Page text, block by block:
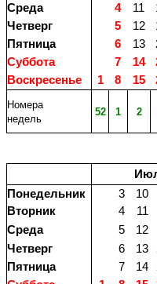
Среда
4 11
Четверг
5 12
Пятница
6 13
Суббота
7 14
Воскресенье
1 8 15
Номера
недель
52 1 2
Понедельник
3 10
Вторник
4 11
Среда
5 12
Четверг
6 13
Пятница
7 14